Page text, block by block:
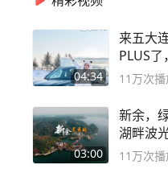
04:34
来五大
PLUS
封40小
11万次
03:00
新余，
湖畔波
深邃……
11万次